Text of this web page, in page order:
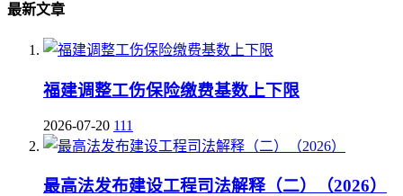
最新文章
福建调整工伤保险缴费基数上下限
2026-07-20 111
最高法发布建设工程司法解释（二）（2026）